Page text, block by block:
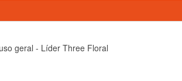
geral - Líder Three Floral